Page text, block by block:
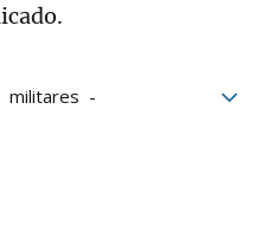
militares